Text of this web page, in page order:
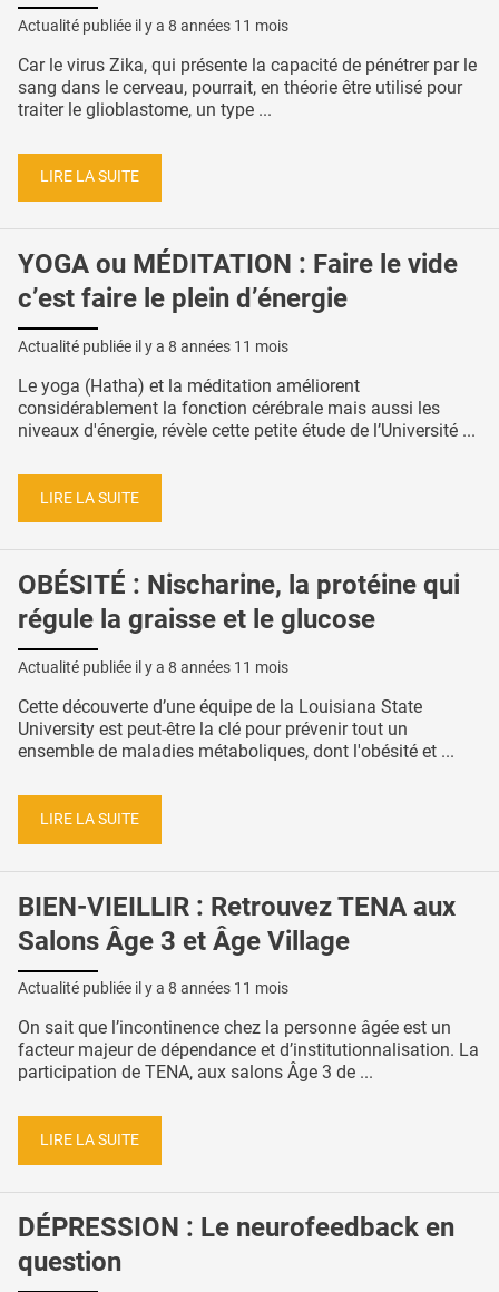
Actualité publiée il y a 8 années 11 mois
Car le virus Zika, qui présente la capacité de pénétrer par le
sang dans le cerveau, pourrait, en théorie être utilisé pour
traiter le glioblastome, un type ...
LIRE LA SUITE
YOGA ou MÉDITATION : Faire le vide
c’est faire le plein d’énergie
Actualité publiée il y a 8 années 11 mois
Le yoga (Hatha) et la méditation améliorent
considérablement la fonction cérébrale mais aussi les
niveaux d'énergie, révèle cette petite étude de l’Université ...
LIRE LA SUITE
OBÉSITÉ : Nischarine, la protéine qui
régule la graisse et le glucose
Actualité publiée il y a 8 années 11 mois
Cette découverte d’une équipe de la Louisiana State
University est peut-être la clé pour prévenir tout un
ensemble de maladies métaboliques, dont l'obésité et ...
LIRE LA SUITE
BIEN-VIEILLIR : Retrouvez TENA aux
Salons Âge 3 et Âge Village
Actualité publiée il y a 8 années 11 mois
On sait que l’incontinence chez la personne âgée est un
facteur majeur de dépendance et d’institutionnalisation. La
participation de TENA, aux salons Âge 3 de ...
LIRE LA SUITE
DÉPRESSION : Le neurofeedback en
question